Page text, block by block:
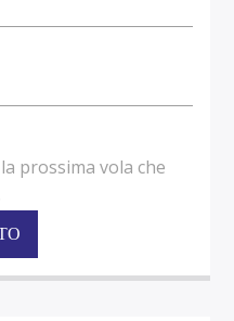
prossima vola che